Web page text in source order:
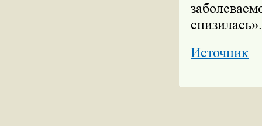
снизилась».
Источник